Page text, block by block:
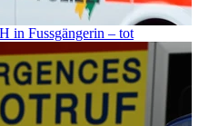
in Fussgängerin – tot